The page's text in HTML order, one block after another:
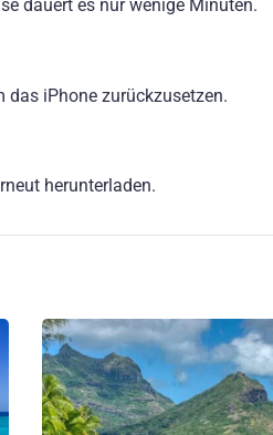
dauert es nur wenige Minuten.
das iPhone zurückzusetzen.
herunterladen.